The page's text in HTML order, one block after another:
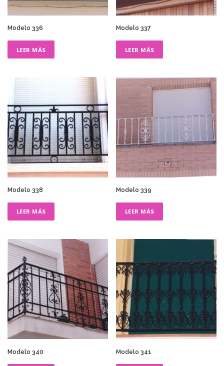
Modelo 336
LEER MÁS
Modelo 337
LEER MÁS
Modelo 338
LEER MÁS
Modelo 339
LEER MÁS
Modelo 340 Modelo 341